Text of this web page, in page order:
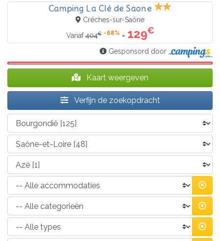
Camping La Clé de Saone
Crêches-sur-Saône
Vanaf404€ -68% = 129€
Gesponsord door
Kaart weergeven
Verfijn de zoekopdracht